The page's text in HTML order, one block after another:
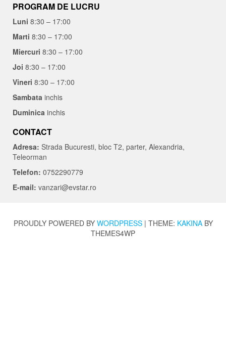
PROGRAM DE LUCRU
Luni 8:30 – 17:00
Marti 8:30 – 17:00
Miercuri 8:30 – 17:00
Joi 8:30 – 17:00
Vineri 8:30 – 17:00
Sambata inchis
Duminica inchis
CONTACT
Adresa: Strada Bucuresti, bloc T2, parter, Alexandria,
Teleorman
Telefon: 0752290779
E-mail: vanzari@evstar.ro
PROUDLY POWERED BY WORDPRESS | THEME: KAKINABY
THEMES4WP